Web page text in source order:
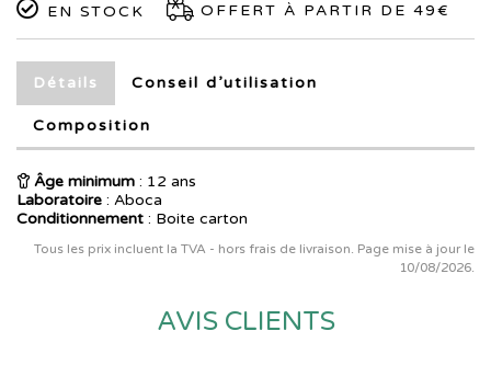
EN STOCK OFFERT À PARTIR DE 49€
Détails Conseil d’utilisation
Composition
Âge minimum : 12 ans
Laboratoire : Aboca
Conditionnement : Boite carton
Tous les prix incluent la TVA - hors frais de livraison. Page mise à jour le
10/08/2026.
AVIS CLIENTS